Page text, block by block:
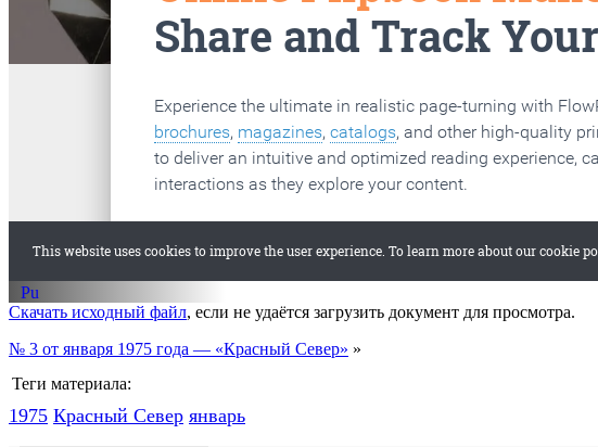
Вологда старые газеты
Скачать исходный файл, если не удаётся загрузить документ для просмотра.
№ 3 от января 1975 года — «Красный Север» »
Теги материала:
1975 Красный Cевер январь